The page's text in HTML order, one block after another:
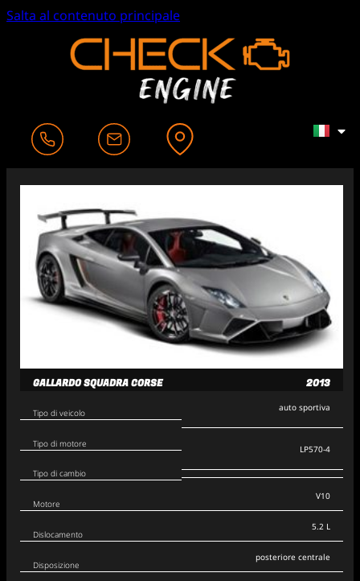
Salta al contenuto principale
GALLARDO SQUADRA CORSE 2013
Tipo di veicolo
Tipo di motore
Tipo di cambio
auto sportiva
LP570-4
Motore
Dislocamento
Disposizione
V10
5.2 L
posteriore centrale